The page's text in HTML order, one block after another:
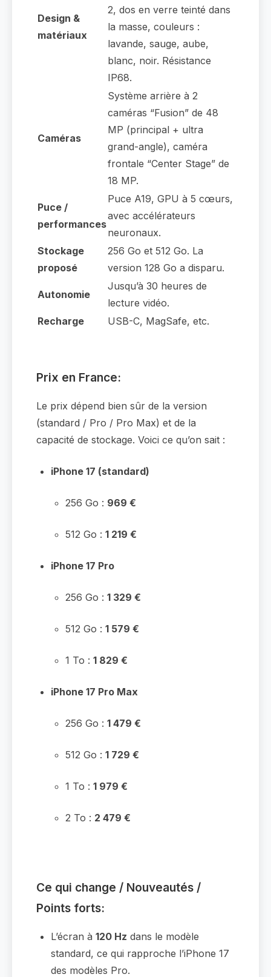
Design &
matériaux
2, dos en verre teinté dans
la masse, couleurs :
lavande, sauge, aube,
blanc, noir. Résistance
IP68.
Caméras
Système arrière à 2
caméras “Fusion” de 48
MP (principal + ultra
grand-angle), caméra
frontale “Center Stage” de
18 MP.
Puce /
performances
Puce A19, GPU à 5 cœurs,
avec accélérateurs
neuronaux.
Stockage
proposé
256 Go et 512 Go. La
version 128 Go a disparu.
Autonomie
Jusqu’à 30 heures de
lecture vidéo.
Recharge
USB-C, MagSafe, etc.
Prix en France:
Le prix dépend bien sûr de la version
(standard / Pro / Pro Max) et de la
capacité de stockage. Voici ce qu’on sait :
iPhone 17 (standard)
256 Go : 969 €
512 Go : 1 219 €
iPhone 17 Pro
256 Go : 1 329 €
512 Go : 1 579 €
1 To : 1 829 €
iPhone 17 Pro Max
256 Go : 1 479 €
512 Go : 1 729 €
1 To : 1 979 €
2 To : 2 479 €
Ce qui change / Nouveautés /
Points forts:
L’écran à 120 Hz dans le modèle
standard, ce qui rapproche l’iPhone 17
des modèles Pro.